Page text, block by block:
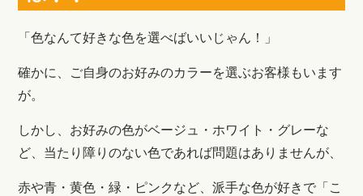
「色なんて好きな色を選べばいいじゃん！」
確かに、ご自身のお好みのカラーを選ぶお客様もいます
が。
しかし、お好みの色がベージュ・ホワイト・グレーな
ど、当たり障りのない色であれば問題はありませんが、
赤や青・黄色・緑・ピンクなど、派手な色が好きで「こ